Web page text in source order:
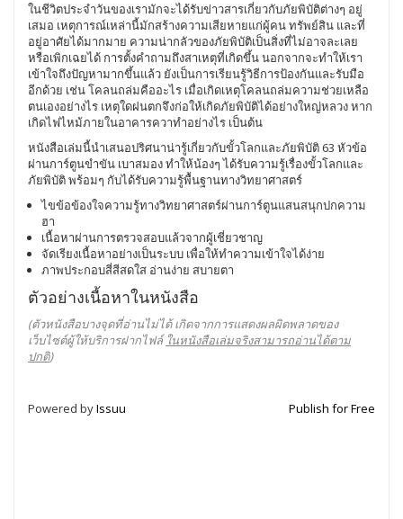
ในชีวิตประจำวันของเรามักจะได้รับข่าวสารเกี่ยวกับภัยพิบัติต่างๆ อยู่
เสมอ เหตุการณ์เหล่านี้มักสร้างความเสียหายแก่ผู้คน ทรัพย์สิน และที่
อยู่อาศัยได้มากมาย ความน่ากลัวของภัยพิบัติเป็นสิ่งที่ไม่อาจละเลย
หรือเพิกเฉยได้ การตั้งคำถามถึงสาเหตุที่เกิดขึ้น นอกจากจะทำให้เรา
เข้าใจถึงปัญหามากขึ้นแล้ว ยังเป็นการเรียนรู้วิธีการป้องกันและรับมือ
อีกด้วย เช่น โคลนถล่มคืออะไร เมื่อเกิดเหตุโคลนถล่มความช่วยเหลือ
ตนเองอย่างไร เหตุใดฝนตกจึงก่อให้เกิดภัยพิบัติได้อย่างใหญ่หลวง หาก
เกิดไฟไหม้ภายในอาคารควาทำอย่างไร เป็นต้น
หนังสือเล่มนี้นำเสนอปริศนาน่ารู้เกี่ยวกับขั้วโลกและภัยพิบัติ 63 หัวข้อ
ผ่านการ์ตูนขำขัน เบาสมอง ทำให้น้องๆ ได้รับความรู้เรื่องขั้วโลกและ
ภัยพิบัติ พร้อมๆ กับได้รับความรู้พื้นฐานทางวิทยาศาสตร์
ไขข้อข้องใจความรู้ทางวิทยาศาสตร์ผ่านการ์ตูนแสนสนุกปกความ
ฮา
เนื้อหาผ่านการตรวจสอบแล้วจากผู้เชี่ยวชาญ
จัดเรียงเนื้อหาอย่างเป็นระบบ เพื่อให้ทำความเข้าใจได้ง่าย
ภาพประกอบสี่สีสดใส อ่านง่าย สบายตา
ตัวอย่างเนื้อหาในหนังสือ
(ตัวหนังสือบางจุดที่อ่านไม่ได้ เกิดจากการแสดงผลผิดพลาดของ
เว็บไซต์ผู้ให้บริการฝากไฟล์ ในหนังสือเล่มจริงสามารถอ่านได้ตาม
ปกติ)
Powered byIssuu Publish for Free